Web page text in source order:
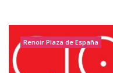
Renoir Plaza de España